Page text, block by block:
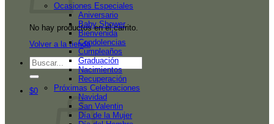
No hay productos en el carrito.
Volver a la tienda
Buscar
por:
$0
Ocasiones Especiales
Aniversario
Baby Shower
Bienvenida
Condolencias
Cumpleaños
Graduación
Nacimientos
Recuperación
Próximas Celebraciones
Navidad
San Valentin
Día de la Mujer